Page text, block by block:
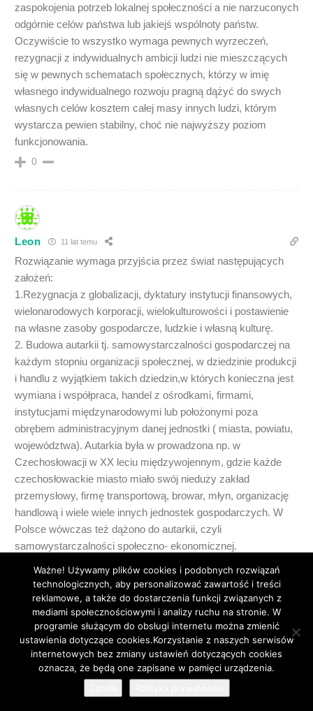
zaspokojenia potrzeb lokalnej społeczności a nie narzuconych
odgórnie celów państwa lub jakiejś wspólnoty państw.
Oczywiście to wszystko wymaga pewnych wyrzeczeń,
rezygnacji z indywidualnych ambicji ludzi nie mieszczących
się w pewnych schematach społecznych, którzy w imię
własnego indywidualnego rozwoju pragną dążyć do swych
własnych celów kosztem całej masy innych ludzi, którym
wystarcza pewien stabilny, choć nie najwyższy poziom
funkcjonowania.
0
Leon 11 lat temu
Rozwiązanie wymaga przyjścia przez świat następujących
założeń:
1.Rezygnacja z globalizacji, dyktatury instytucji finansowych,
wielonarodowych korporacji, wielokulturowości i postawienie
na własne zasoby gospodarcze, ludzkie i własną kulturę.
2. Budowa autarkii tj. samowystarczalności gospodarczej na
każdym stopniu organizacji społecznej, w dziedzinie produkcji
i handlu z wyjątkiem takich dziedzin,w których konieczna jest
wymiana i współpraca, handel z ośrodkami, firmami,
instytucjami międzynarodowymi lub położonymi poza
obrębem administracyjnym danej jednostki ( miasta, powiatu,
województwa). Autarkia była w prowadzona np. w
Czechosłowacji w XX leciu międzywojennym, gdzie każde
czechosłowackie miasto miało swój nieduży zakład
przemysłowy, firmę transportową, browar, młyn, organizację
handlową i wiele wiele innych jednostek gospodarczych. W
Polsce wówczas też dążono do autarkii, czyli
samowystarczalności społeczno- ekonomicznej.
0
Leon 11 lat temu
Jedynym rozwiązaniem w takiej sytuacji byłaby kolejna wojna
i miliardowe już jej ofiary oraz zniszczenia na wielka skalę. Po
takiej wojnie problemy demograficzne byłyby w dużej mierze
Ważne! Używamy plików cookies i podobnych rozwiązań
technologicznych, aby personalizować zawartość i treści
reklamowe, a także do dostarczenia funkcji związanych z
mediami społecznościowymi i analizy ruchu na stronie. W
programie służącym do obsługi internetu można zmienić
ustawienia dotyczące cookies.Korzystanie z naszych serwisów
internetowych bez zmiany ustawień dotyczących cookies
oznacza, że będą one zapisane w pamięci urządzenia.